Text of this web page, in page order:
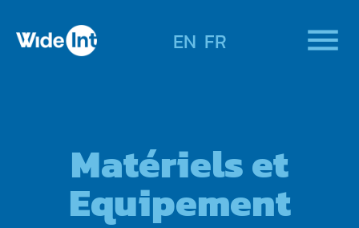
EN FR
Matériels et
Equipement